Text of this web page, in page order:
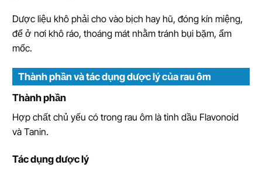
Dược liệu khô phải cho vào bịch hay hũ, đóng kín miệng,
để ở nơi khô ráo, thoáng mát nhằm tránh bụi bặm, ẩm
mốc.
Thành phần và tác dụng dược lý của rau ôm
Thành phần
Hợp chất chủ yếu có trong rau ôm là tinh dầu Flavonoid
và Tanin.
Tác dụng dược lý